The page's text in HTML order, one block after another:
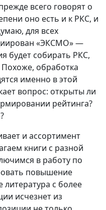
всего говорят о
оно есть и к РКС, и
для всех
«ЭКСМО» —
будет собирать РКС,
Похоже, обработка
именно в этой
вопрос: открыты ли
рейтинга?
и ассортимент
книги с разной
в работу по
повышение
литература с более
исчезнет из